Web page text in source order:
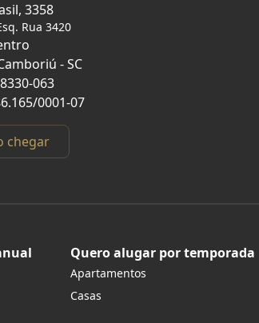
3358
Rua 3420
- SC
063
0001-07
chegar
Quero alugar por temporada
Apartamentos
Casas